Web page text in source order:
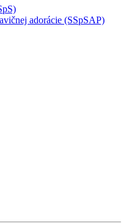
adorácie (SSpSAP)